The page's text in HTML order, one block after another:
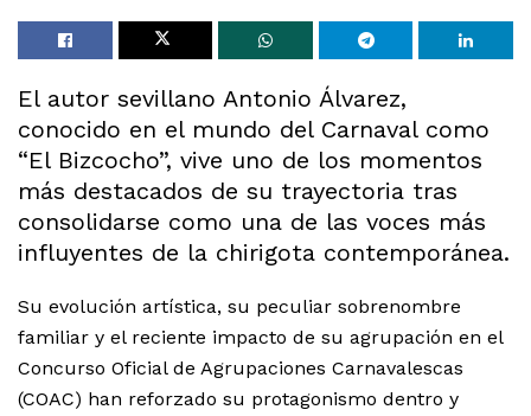
El autor sevillano Antonio Álvarez,
conocido en el mundo del Carnaval como
“El Bizcocho”, vive uno de los momentos
más destacados de su trayectoria tras
consolidarse como una de las voces más
influyentes de la chirigota contemporánea.
Su evolución artística, su peculiar sobrenombre
familiar y el reciente impacto de su agrupación en el
Concurso Oficial de Agrupaciones Carnavalescas
(COAC) han reforzado su protagonismo dentro y